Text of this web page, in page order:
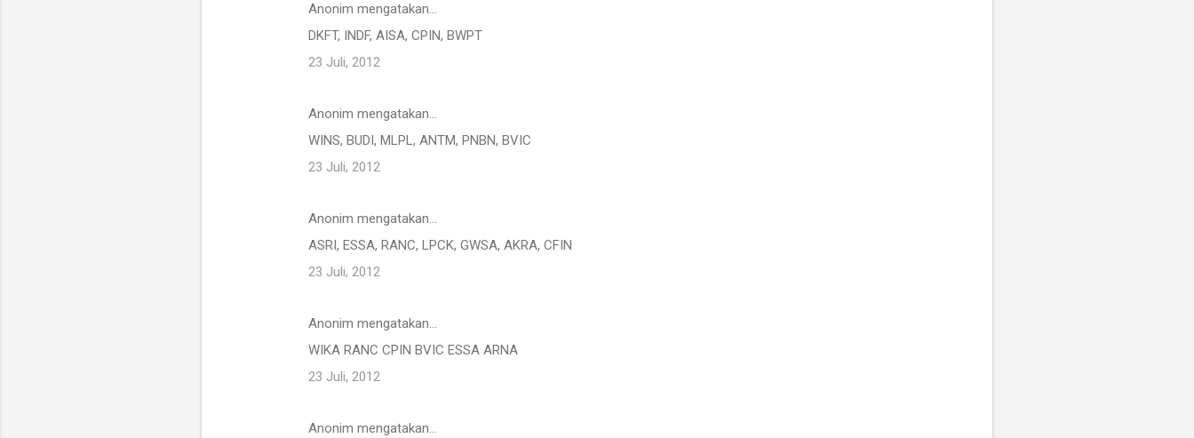
Anonim mengatakan…
DKFT, INDF, AISA, CPIN, BWPT
23 Juli, 2012
Anonim mengatakan…
WINS, BUDI, MLPL, ANTM, PNBN, BVIC
23 Juli, 2012
Anonim mengatakan…
ASRI, ESSA, RANC, LPCK, GWSA, AKRA, CFIN
23 Juli, 2012
Anonim mengatakan…
WIKA RANC CPIN BVIC ESSA ARNA
23 Juli, 2012
Anonim mengatakan…